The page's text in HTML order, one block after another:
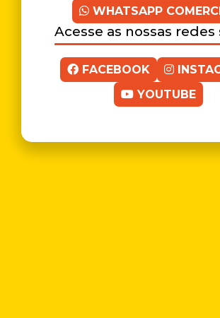
WHATSAPP
Acesse as nossas redes
FACEBOOK
YOUTUBE